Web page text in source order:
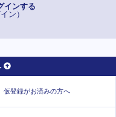
インする
ン）
仮登録がお済みの方へ